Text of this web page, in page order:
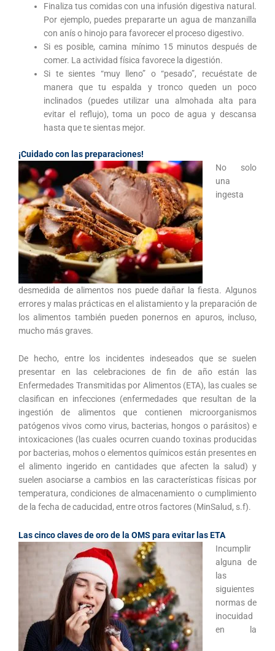
Finaliza tus comidas con una infusión digestiva natural.
Por ejemplo, puedes prepararte un agua de manzanilla
con anís o hinojo para favorecer el proceso digestivo.
Si es posible, camina mínimo 15 minutos después de
comer. La actividad física favorece la digestión.
Si te sientes “muy lleno” o “pesado”, recuéstate de
manera que tu espalda y tronco queden un poco
inclinados (puedes utilizar una almohada alta para
evitar el reflujo), toma un poco de agua y descansa
hasta que te sientas mejor.
¡Cuidado con las preparaciones!
No solo
una
ingesta
desmedida de alimentos nos puede dañar la fiesta. Algunos
errores y malas prácticas en el alistamiento y la preparación de
los alimentos también pueden ponernos en apuros, incluso,
mucho más graves.
De hecho, entre los incidentes indeseados que se suelen
presentar en las celebraciones de fin de año están las
Enfermedades Transmitidas por Alimentos (ETA), las cuales se
clasifican en infecciones (enfermedades que resultan de la
ingestión de alimentos que contienen microorganismos
patógenos vivos como virus, bacterias, hongos o parásitos) e
intoxicaciones (las cuales ocurren cuando toxinas producidas
por bacterias, mohos o elementos químicos están presentes en
el alimento ingerido en cantidades que afecten la salud) y
suelen asociarse a cambios en las características físicas por
temperatura, condiciones de almacenamiento o cumplimiento
de la fecha de caducidad, entre otros factores (MinSalud, s.f).
Las cinco claves de oro de la OMS para evitar las ETA
Incumplir
alguna de
las
siguientes
normas de
inocuidad
en la